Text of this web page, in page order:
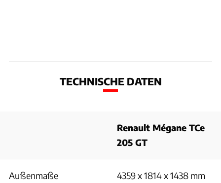
TECHNISCHE DATEN
Renault Mégane TCe
205 GT
Außenmaße 4359 x 1814 x 1438 mm